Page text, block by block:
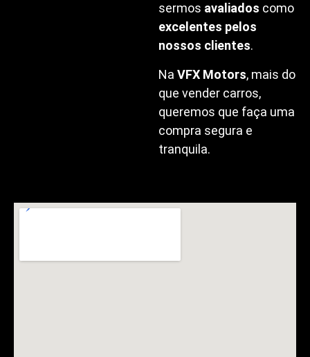
sermos avaliados como
excelentes pelos
nossos clientes.
NaVFX Motors, mais do
que vender carros,
queremos que faça uma
compra segura e
tranquila.